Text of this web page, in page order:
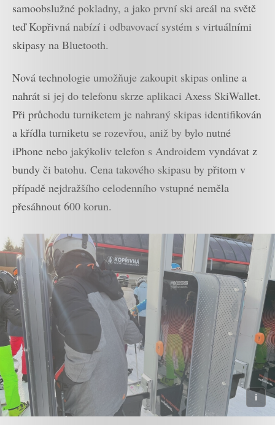
samoobslužné pokladny, a jako první ski areál na světě
teď Kopřivná nabízí i odbavovací systém s virtuálními
skipasy na Bluetooth.
Nová technologie umožňuje zakoupit skipas online a
nahrát si jej do telefonu skrze aplikaci Axess SkiWallet.
Při průchodu turniketem je nahraný skipas identifikován
a křídla turniketu se rozevřou, aniž by bylo nutné
iPhone nebo jakýkoliv telefon s Androidem vyndávat z
bundy či batohu. Cena takového skipasu by přitom v
případě nejdražšího celodenního vstupné neměla
přesáhnout 600 korun.